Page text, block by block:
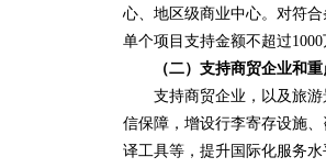
心、地区级商业中心。对符
单个项目支持金额不超过1000
（二）支持商贸企业和
支持商贸企业，以及旅游
信保障，增设行李寄存设施
译工具等，提升国际化服务水